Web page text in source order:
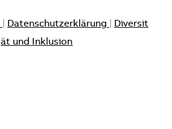
Datenschutzerklärung
Diversit
ät und Inklusion